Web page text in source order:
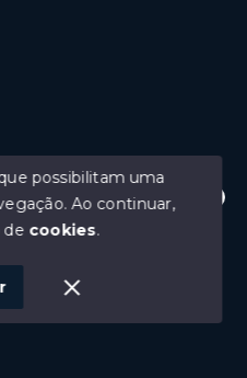
para te ajudar.
Polenta - CRECI 31.630
possibilitam uma
Ao continuar,
de cookies.